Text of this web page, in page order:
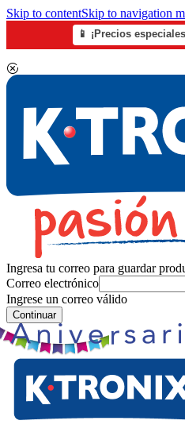
Skip to contentSkip to navigation
📱 ¡Precios
Ingresa tu correo para guardar
Correo electrónico
Ingrese un correo válido
Continuar